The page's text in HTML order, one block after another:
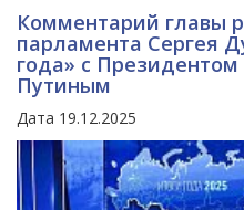
Комментарий главы
парламента Сергея
года» с
Путиным
Дата 19.12.2025